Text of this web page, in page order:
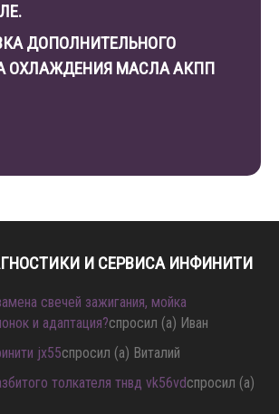
ДОПОЛНИТЕЛЬНОГО
ОХЛАЖДЕНИЯ МАСЛА АКПП
И СЕРВИСА ИНФИНИТИ
свечей зажигания, мойка
и адаптация?спросил (а) Иван
jx55спросил (а) Виталий
толкателя тнвд vk56vdспросил (а)